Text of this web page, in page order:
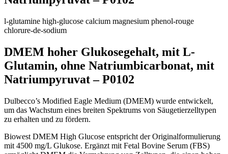
l-glutamine high-glucose calcium magnesium phenol-rouge
chlorure-de-sodium
DMEM hoher Glukosegehalt, mit L-
Glutamin, ohne Natriumbicarbonat, mit
Natriumpyruvat – P0102
Dulbecco’s Modified Eagle Medium (DMEM) wurde entwickelt,
um das Wachstum eines breiten Spektrums von Säugetierzelltypen
zu erhalten und zu fördern.
Biowest DMEM High Glucose entspricht der Originalformulierung
mit 4500 mg/L Glukose. Ergänzt mit Fetal Bovine Serum (FBS)